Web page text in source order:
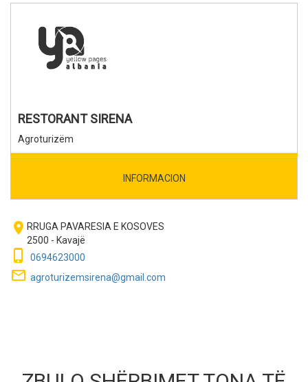
RESTORANT SIRENA
Agroturizëm
INFORMACION
room RRUGA PAVARESIA E KOSOVES
2500 - Kavajë
phone_iphone 0694623000
mail_outline agroturizemsirena@gmail.com